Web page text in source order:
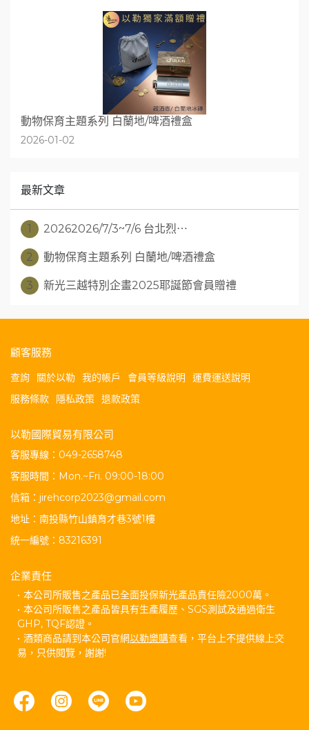
動物保育主題系列 白蘭地/啤酒禮盒
2026-01-02
最新文章
1 20262026/7/3~7/6 台北烈⋯
2 動物保育主題系列 白蘭地/啤酒禮盒
3 新光三越特別企畫2025耶誕節會員贈禮
顧客服務
查詢 關於以勒 我的帳戶 會員等級說明
運費運送說明
服務條款
隱私政策 退款政策
以勒國際貿易有限公司
客服專線：049-2658748
客服時間：Mon.~Fri. 09:00-18:00
信箱：jirehcorp2023@gmail.com
地址：南投縣竹山鎮育才巷3號1樓
統一編號：83216391
企業責任
本公司所販售之產品已全面投保新光產品責任險2000萬。
本公司所販售之產品皆具有生產履歷、SGS測試及通過衛生
GHP, TQF認證。
酒類商品請到本公司官網以勒樂購查看，平台上不提供線上交
易，只供閱覽，謝謝!